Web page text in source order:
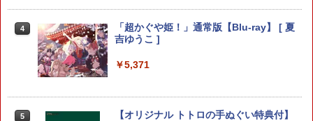
ソンP5倍&レビュー特典】 10時間連続使
用可能 ワイヤレス Bluetooth 無線 スイ
ッチコントローラー 3階段TURBO連射機
階段振動 usb有線接続 高精度ボタンKU
RASHIKAN
￥2,680
￥2,735
蝶〜 REMAKE [PS5版]
4
【中古】不思議のダンジョン 風来のシレ
ンDS
￥1,078
【中古】Nintendo マリオカート8 デラ
ックス 【Nintendo Switch】【アリオ倉
4
「超かぐや姫！」通常版【Blu-ray】 [ 夏
吉ゆうこ ]
￥5,371
5 【オリジナル トトロの手ぬぐい特典付】